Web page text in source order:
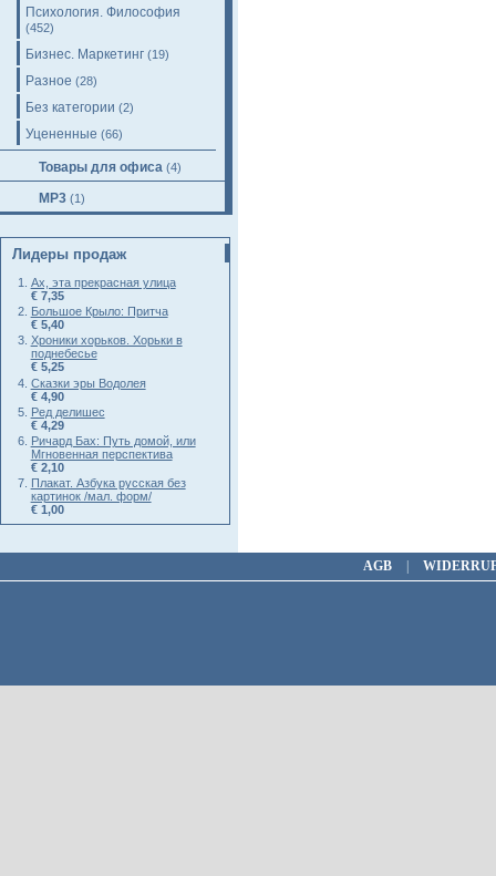
Психология. Философия
(452)
Бизнес. Маркетинг (19)
Разное (28)
Без категории (2)
Уцененные (66)
Товары для офиса (4)
MP3 (1)
Лидеры продаж
Ах, эта прекрасная улица
€ 7,35
Большое Крыло: Притча
€ 5,40
Хроники хорьков. Хорьки в
поднебесье
€ 5,25
Сказки эры Водолея
€ 4,90
Ред делишес
€ 4,29
Ричард Бах: Путь домой, или
Мгновенная перспектива
€ 2,10
Плакат. Азбука русская без
картинок /мал. форм/
€ 1,00
AGB